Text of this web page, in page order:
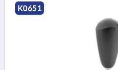
K0651